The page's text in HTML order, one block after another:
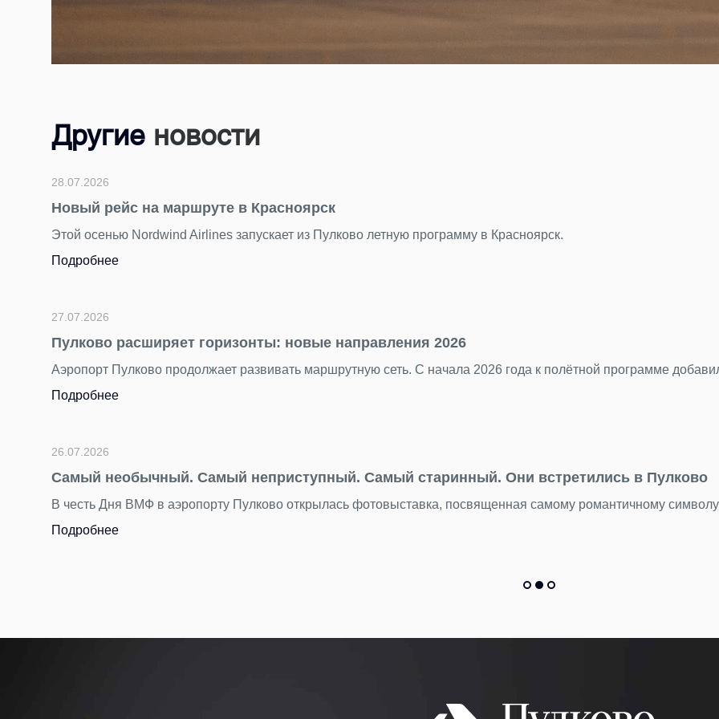
Другие новости
рейс на маршруте в Красноярск
Nordwind Airlines запускает из Пулково летную программу в Красноярск.
расширяет горизонты: новые направления 2026
Пулково продолжает развивать маршрутную сеть. С начала 2026 года к полётной программе добавились пять
необычный. Самый неприступный. Самый старинный. Они встретились в Пулково
Дня ВМФ в аэропорту Пулково открылась фотовыставка, посвященная самому романтичному символу